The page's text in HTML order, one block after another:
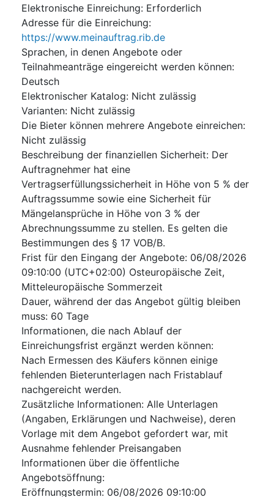
Elektronische Einreichung: Erforderlich
Adresse für die Einreichung:
https://www.meinauftrag.rib.de
Sprachen, in denen Angebote oder
Teilnahmeanträge eingereicht werden können:
Deutsch
Elektronischer Katalog: Nicht zulässig
Varianten: Nicht zulässig
Die Bieter können mehrere Angebote einreichen:
Nicht zulässig
Beschreibung der finanziellen Sicherheit: Der
Auftragnehmer hat eine
Vertragserfüllungssicherheit in Höhe von 5 % der
Auftragssumme sowie eine Sicherheit für
Mängelansprüche in Höhe von 3 % der
Abrechnungssumme zu stellen. Es gelten die
Bestimmungen des § 17 VOB/B.
Frist für den Eingang der Angebote: 06/08/2026
09:10:00 (UTC+02:00) Osteuropäische Zeit,
Mitteleuropäische Sommerzeit
Dauer, während der das Angebot gültig bleiben
muss: 60 Tage
Informationen, die nach Ablauf der
Einreichungsfrist ergänzt werden können:
Nach Ermessen des Käufers können einige
fehlenden Bieterunterlagen nach Fristablauf
nachgereicht werden.
Zusätzliche Informationen: Alle Unterlagen
(Angaben, Erklärungen und Nachweise), deren
Vorlage mit dem Angebot gefordert war, mit
Ausnahme fehlender Preisangaben
Informationen über die öffentliche
Angebotsöffnung:
Eröffnungstermin: 06/08/2026 09:10:00